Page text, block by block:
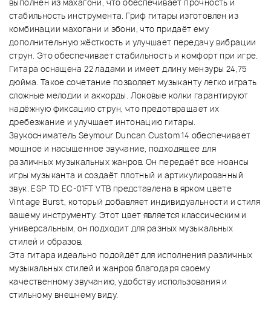
выполнен из махагони, что обеспечивает прочность и
стабильность инструмента. Гриф гитары изготовлен из
комбинации махогани и эбони, что придаёт ему
дополнительную жёсткость и улучшает передачу вибрации
струн. Это обеспечивает стабильность и комфорт при игре.
Гитара оснащена 22 ладами и имеет длину мензуры 24,75
дюйма. Такое сочетание позволяет музыканту легко играть
сложные мелодии и аккорды. Локовые колки гарантируют
надёжную фиксацию струн, что предотвращает их
дребезжание и улучшает интонацию гитары.
Звукосниматель Seymour Duncan Custom 14 обеспечивает
мощное и насыщенное звучание, подходящее для
различных музыкальных жанров. Он передаёт все нюансы
игры музыканта и создаёт плотный и артикулированный
звук. ESP TD EC-01FT VTB представлена в ярком цвете
Vintage Burst, который добавляет индивидуальности и стиля
вашему инструменту. Этот цвет является классическим и
универсальным, он подходит для разных музыкальных
стилей и образов.
Эта гитара идеально подойдёт для исполнения различных
музыкальных стилей и жанров благодаря своему
качественному звучанию, удобству использования и
стильному внешнему виду.